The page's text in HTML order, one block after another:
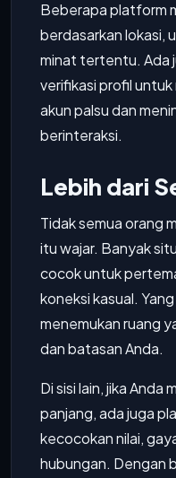
Beberapa platform
berdasarkan lokasi,
minat tertentu. Ada
verifikasi profil
akun palsu dan
berinteraksi.
Lebih dari
Tidak semua orang
itu wajar. Banyak
cocok untuk
koneksi kasual.
menemukan ruang
dan batasan Anda.
Di sisi lain, jika Anda
panjang, ada juga
kecocokan nilai,
hubungan. Dengan